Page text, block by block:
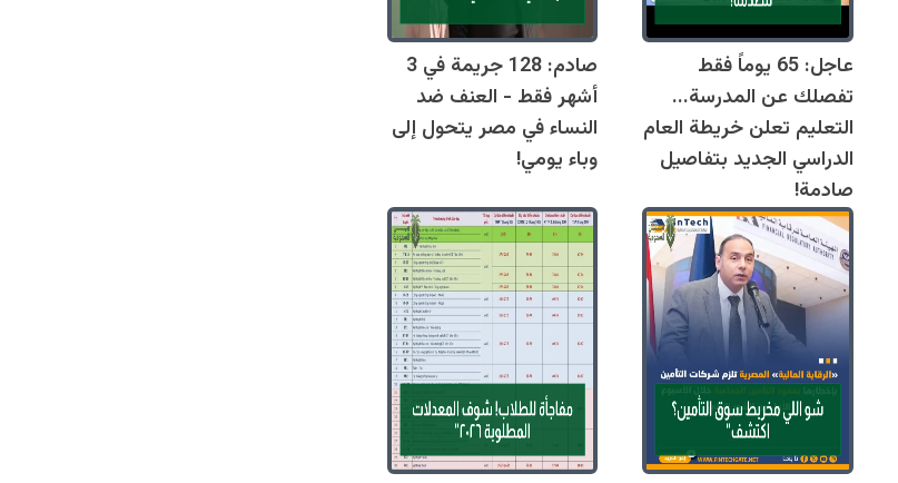
عاجل: 65 يوماً فقط
تفصلك عن المدرسة...
التعليم تعلن خريطة العام
الدراسي الجديد بتفاصيل
صادمة!
صادم: 128 جريمة في 3
أشهر فقط - العنف ضد
النساء في مصر يتحول إلى
وباء يومي!